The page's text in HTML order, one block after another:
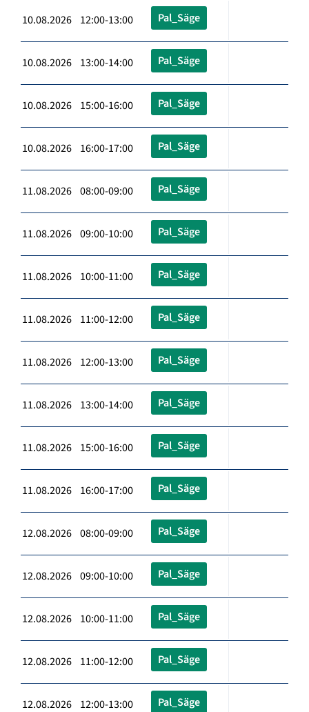
10.08.2026 12:00-13:00 Pal_Säge
10.08.2026 13:00-14:00 Pal_Säge
10.08.2026 15:00-16:00 Pal_Säge
10.08.2026 16:00-17:00 Pal_Säge
11.08.2026 08:00-09:00 Pal_Säge
11.08.2026 09:00-10:00 Pal_Säge
11.08.2026 10:00-11:00 Pal_Säge
11.08.2026 11:00-12:00 Pal_Säge
11.08.2026 12:00-13:00 Pal_Säge
11.08.2026 13:00-14:00 Pal_Säge
11.08.2026 15:00-16:00 Pal_Säge
11.08.2026 16:00-17:00 Pal_Säge
12.08.2026 08:00-09:00 Pal_Säge
12.08.2026 09:00-10:00 Pal_Säge
12.08.2026 10:00-11:00 Pal_Säge
12.08.2026 11:00-12:00 Pal_Säge
12.08.2026 12:00-13:00 Pal_Säge